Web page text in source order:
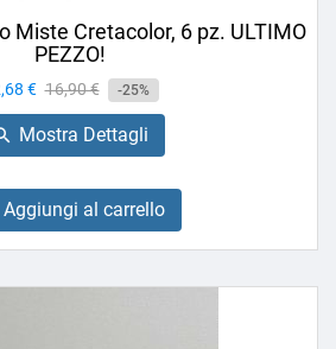
Miste Cretacolor, 6 pz. ULTIMO
PEZZO!
€ Prezzo
base
16,90 € -25%
Mostra Dettagli
Aggiungi al carrello